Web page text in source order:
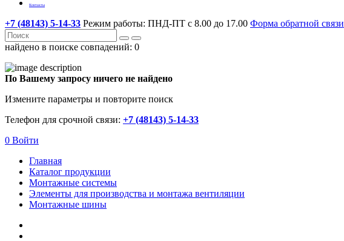
Контакты
+7 (48143) 5-14-33 Режим работы: ПНД-ПТ с 8.00 до 17.00 Форма обратной связи
найдено в поиске совпадений: 0
По Вашему запросу ничего не найдено
Измените параметры и повторите поиск
Телефон для срочной связи: +7 (48143) 5-14-33
0 Войти
Главная
Каталог продукции
Монтажные системы
Элементы для производства и монтажа вентиляции
Монтажные шины